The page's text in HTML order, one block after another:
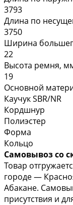
3793
Длина по
3750
Ширина
22
Высота ремня,
19
Основной
Каучук SBR/NR
Кордшнур
Полиэстер
Форма
Кольцо
Самовывоз со
Товар
городе —
Абакане.
присутствия и